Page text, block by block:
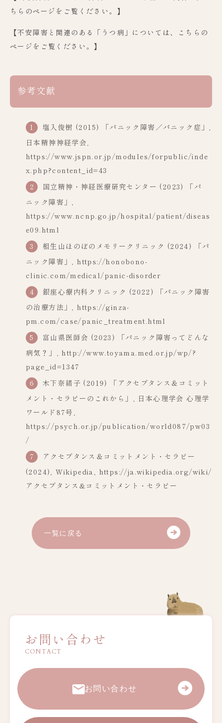
ちらのページをご覧ください。】
【不安障害と関連のある「うつ病」については、こちらの
ページをご覧ください。】
参考文献
塩入俊樹 (2015) 「パニック障害／パニック症」,
日本精神神経学会,
https://www.jspn.or.jp/modules/forpublic/inde
x.php?content_id=43
国立精神・神経医療研究センター (2023) 「パ
ニック障害」,
https://www.ncnp.go.jp/hospital/patient/diseas
e09.html
相生山ほのぼのメモリークリニック (2024) 「パ
ニック障害」, https://honobono-
clinic.com/medical/panic-disorder
銀座心療内科クリニック (2022) 「パニック障害
の治療方法」, https://ginza-
pm.com/case/panic_treatment.html
富山県医師会 (2023) 「パニック障害ってどんな
病気？」, http://www.toyama.med.or.jp/wp/?
page_id=1347
木下奈緒子 (2019) 「アクセプタンス＆コミット
メント・セラピーのこれから」, 日本心理学会 心理学
ワールド87号,
https://psych.or.jp/publication/world087/pw03
/
アクセプタンス＆コミットメント・セラピー
(2024), Wikipedia, https://ja.wikipedia.org/wiki/
アクセプタンス&コミットメント・セラピー
一覧に戻る
お問い合わせ
CONTACT
お問い合わせ